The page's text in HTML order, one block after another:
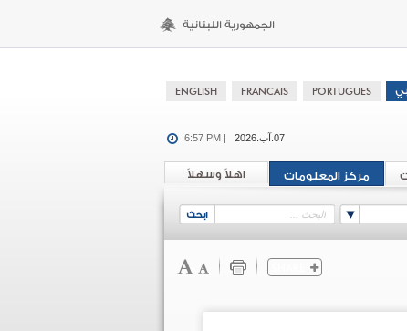
07.آب.2026 6:57 PM |
اهلاً وسهلاً مركز المعلومات